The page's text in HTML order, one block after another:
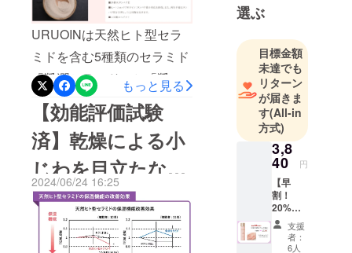
ます。ぜひ、あなたの肌で
ウルオインのチカラをご実
感ください！うるおいに満
ちたハリつや肌のお手伝い
ができましたら幸いです。
引き続きご支援のほど、何
卒よろしくお願いいたしま
す！
URUOINは天然ヒト型セラ
ミドを含む5種類のセラミド
「醤潤セラミド」と「醤潤
酵母エキス」を独自に組み
合わせ、年齢肌にアプロー
チします。乾燥した角質を
ケアし、『発酵』の力で肌
にハリつや、弾力と潤いを
ぜひご実感ください！
もっと見る
【効能評価試験
済】乾燥による小
じわを目立たなく
し、ハリつや肌を
維持します！
2024/06/24 16:25
まさか、醤
キンケア？
と思われる
かも知れま
せん。
従来は廃棄
されていた
醤油粕から
肌バリア機
能と保湿機
能に優れた
天然ヒト型
セラミドが
選ぶ
目標金額
未達でも
リターン
が届きま
す(All-in
方式)
3,8
40 円
【早
割！
20%OF
F】「ウ
ルオイ
ン セラ
支援
者：
6人